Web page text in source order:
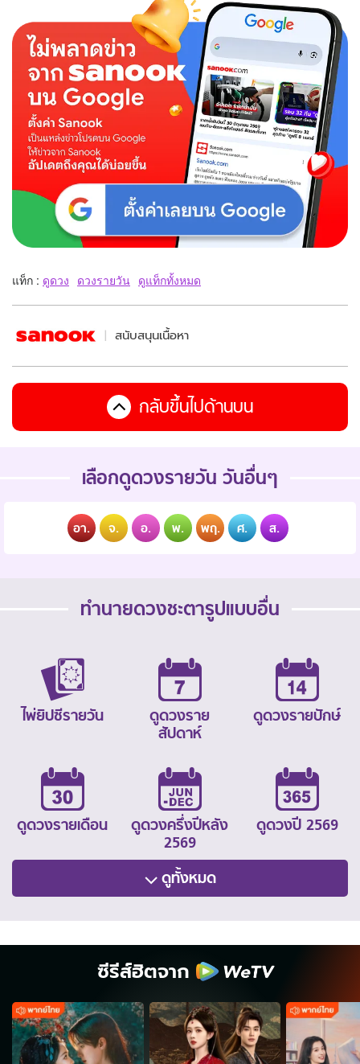
แท็ก : ดูดวง ดวงรายวัน ดูแท็กทั้งหมด
สนับสนุนเนื้อหา
กลับขึ้นไปด้านบน
เลือกดูดวงรายวัน วันอื่นๆ
อา. จ. อ. พ. พฤ. ศ. ส.
ทำนายดวงชะตารูปแบบอื่น
ไพ่ยิปซีรายวัน
ดูดวงราย
สัปดาห์
ดูดวงรายปักษ์
ดูดวงรายเดือน
ดูดวงครึ่งปีหลัง
2569
ดูดวงปี 2569
ดูทั้งหมด
ซีรีส์ฮิตจาก